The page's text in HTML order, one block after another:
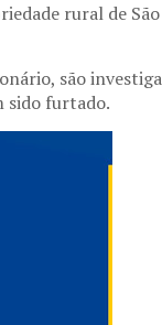
rural de
são
sido furtado.